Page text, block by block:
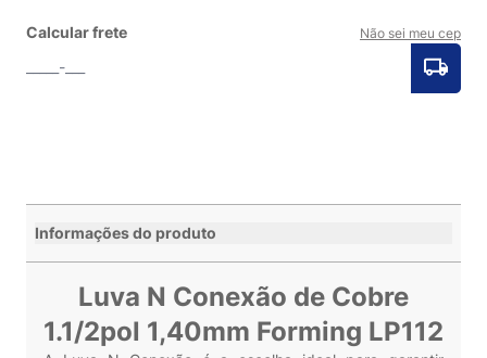
Calcular frete Não sei meu cep
Informações do produto
Luva N Conexão de Cobre
1.1/2pol 1,40mm Forming LP112